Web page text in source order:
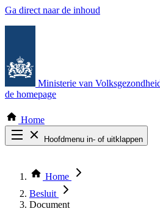
Ga direct naar de inhoud
Ministerie van
de homepage
Home
Hoofdmenu in- of uitklappen
Thema COVID-19
Bekijk per bestuursorgaan
Home
Besluit
Document